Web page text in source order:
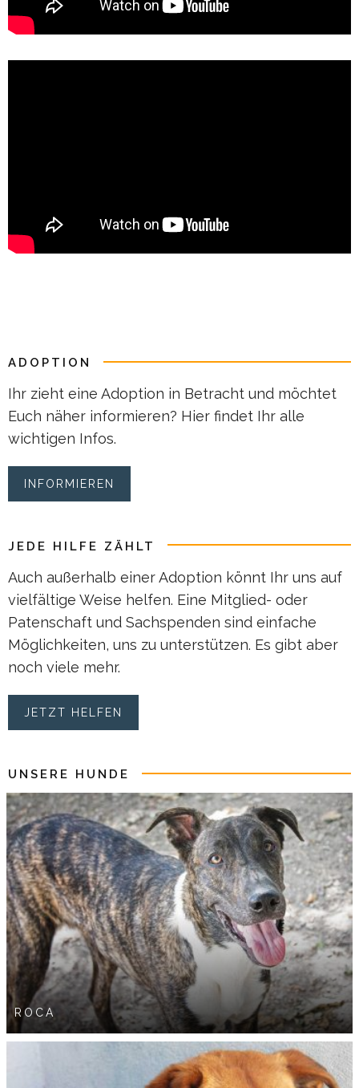
ADOPTION
Ihr zieht eine Adoption in Betracht und möchtet
Euch näher informieren? Hier findet Ihr alle
wichtigen Infos.
INFORMIEREN
JEDE HILFE ZÄHLT
Auch außerhalb einer Adoption könnt Ihr uns auf
vielfältige Weise helfen. Eine Mitglied- oder
Patenschaft und Sachspenden sind einfache
Möglichkeiten, uns zu unterstützen. Es gibt aber
noch viele mehr.
JETZT HELFEN
UNSERE HUNDE
ROCA